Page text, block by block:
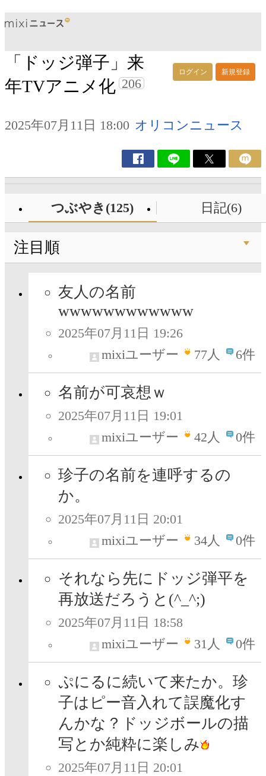
ログイン 新規登録
「ドッジ弾子」来
年TVアニメ化 206
2025年07月11日 18:00 オリコンニュース
つぶやき(125) 日記(6)
注目順
友人の名前
wwwwwwwwwwww
2025年07月11日 19:26
mixiユーザー
77人 6件
名前が可哀想ｗ
2025年07月11日 19:01
mixiユーザー
42人 0件
珍子の名前を連呼するの
か。
2025年07月11日 20:01
mixiユーザー
34人 0件
それなら先にドッジ弾平を
再放送だろうと(^_^;)
2025年07月11日 18:58
mixiユーザー
31人 0件
ぷにるに続いて来たか。珍
子はピー音入れて誤魔化す
んかな？ドッジボールの描
写とか純粋に楽しみ
2025年07月11日 20:01